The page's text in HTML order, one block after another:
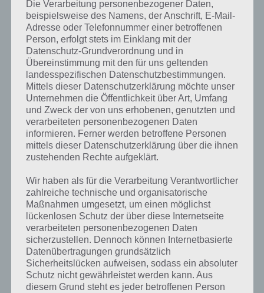
Kurze Begriffserklärung zur Lösung Fuss
Fuss ist die Lösung für das tägliche Rätsel am 4.3.2020 in 4 Bilder 1
Wort, doch welche Bedeutung hat dieses eigentlich und was gibt es
dazu zu wissen? Passt das Wort auch zu Irland? Zu bestimmten
Lösungen präsentieren wir daher auch immer eine kurze
Begriffserklärung!
Zu Fuss haben wir zunächst keine weiteren Informationen parat!
Die Verarbeitung personenbezogener Daten,
beispielsweise des Namens, der Anschrift, E-Mail-
Adresse oder Telefonnummer einer betroffenen
Person, erfolgt stets im Einklang mit der
Datenschutz-Grundverordnung und in
Übereinstimmung mit den für uns geltenden
landesspezifischen Datenschutzbestimmungen.
Mittels dieser Datenschutzerklärung möchte unser
Unternehmen die Öffentlichkeit über Art, Umfang
und Zweck der von uns erhobenen, genutzten und
verarbeiteten personenbezogenen Daten
informieren. Ferner werden betroffene Personen
mittels dieser Datenschutzerklärung über die ihnen
zustehenden Rechte aufgeklärt.
Wir haben als für die Verarbeitung Verantwortlicher
zahlreiche technische und organisatorische
Maßnahmen umgesetzt, um einen möglichst
lückenlosen Schutz der über diese Internetseite
verarbeiteten personenbezogenen Daten
sicherzustellen. Dennoch können Internetbasierte
Datenübertragungen grundsätzlich
Sicherheitslücken aufweisen, sodass ein absoluter
Schutz nicht gewährleistet werden kann. Aus
diesem Grund steht es jeder betroffenen Person